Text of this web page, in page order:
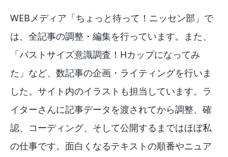
WEBメディア「ちょっと待って！ニッセン部」で
は、全記事の調整・編集を行っています。また、
「バストサイズ意識調査！Hカップになってみ
た」など、数記事の企画・ライティングを行いま
した。サイト内のイラストも担当しています。ラ
イターさんに記事データを渡されてから調整、確
認、コーディング、そして公開するまではほぼ私
の仕事です。面白くなるテキストの順番やニュア